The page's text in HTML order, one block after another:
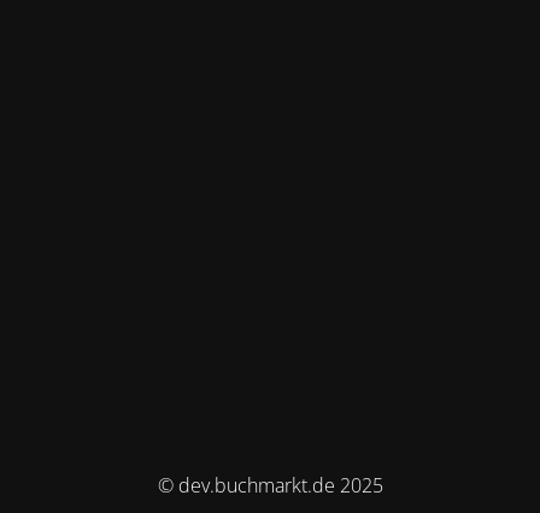
© dev.buchmarkt.de 2025